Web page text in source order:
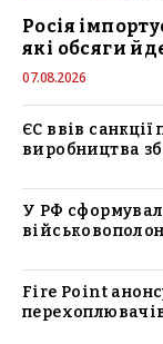
Росія
які обсяги
07.08.2026
ЄС ввів
виробництва
У РФ
Fire Point